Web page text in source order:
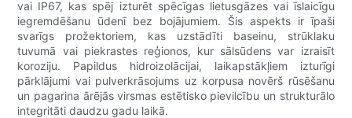
vai IP67, kas spēj izturēt spēcīgas lietusgāzes vai īslaicīgu
iegremdēšanu ūdenī bez bojājumiem. Šis aspekts ir īpaši
svarīgs prožektoriem, kas uzstādīti baseinu, strūklaku
tuvumā vai piekrastes reģionos, kur sālsūdens var izraisīt
koroziju. Papildus hidroizolācijai, laikapstākļiem izturīgi
pārklājumi vai pulverkrāsojums uz korpusa novērš rūsēšanu
un pagarina ārējās virsmas estētisko pievilcību un strukturālo
integritāti daudzu gadu laikā.